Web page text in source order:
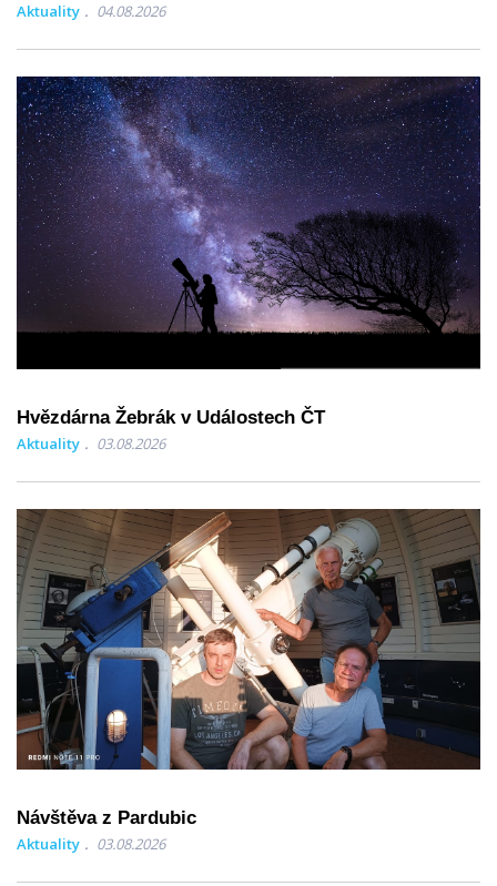
Aktuality 04.08.2026
Hvězdárna Žebrák v Událostech ČT
Aktuality 03.08.2026
Návštěva z Pardubic
Aktuality 03.08.2026